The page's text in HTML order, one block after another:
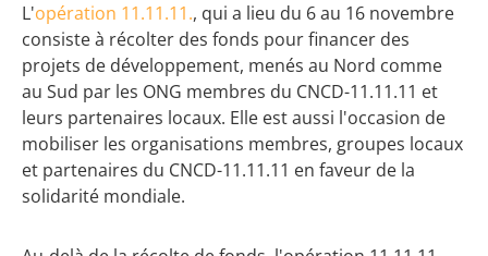
L'opération 11.11.11., qui a lieu du 6 au 16 novembre
consiste à récolter des fonds pour financer des
projets de développement, menés au Nord comme
au Sud par les ONG membres du CNCD-11.11.11 et
leurs partenaires locaux. Elle est aussi l'occasion de
mobiliser les organisations membres, groupes locaux
et partenaires du CNCD-11.11.11 en faveur de la
solidarité mondiale.